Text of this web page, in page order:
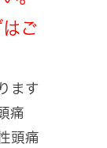
ご
ます
痛
頭痛